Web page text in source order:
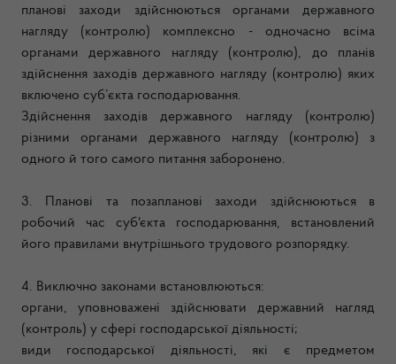
планові заходи здійснюються органами державного
нагляду (контролю) комплексно - одночасно всіма
органами державного нагляду (контролю), до планів
здійснення заходів державного нагляду (контролю) яких
включено суб’єкта господарювання.
Здійснення заходів державного нагляду (контролю)
різними органами державного нагляду (контролю) з
одного й того самого питання заборонено.
3. Планові та позапланові заходи здійснюються в
робочий час суб'єкта господарювання, встановлений
його правилами внутрішнього трудового розпорядку.
4. Виключно законами встановлюються:
органи, уповноважені здійснювати державний нагляд
(контроль) у сфері господарської діяльності;
види господарської діяльності, які є предметом